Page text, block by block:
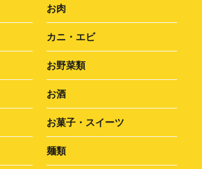
お肉
カニ・エビ
お野菜類
お酒
お菓子・スイーツ
麺類